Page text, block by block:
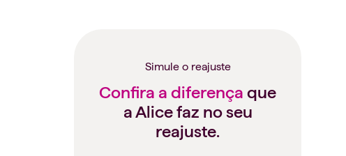
Simule o reajuste
Confira a diferença que
a Alice faz no seu
reajuste.